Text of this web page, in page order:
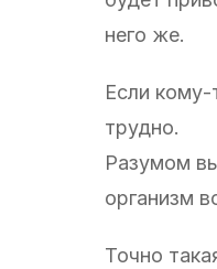
него же.
Если кому-
трудно.
Разумом
организм
Точно